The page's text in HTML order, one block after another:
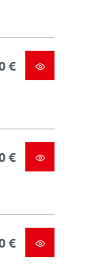
€
€
€